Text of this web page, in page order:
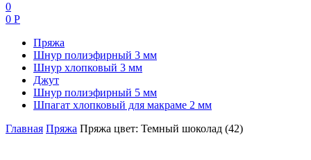
0
0 Р
Пряжа
Шнур полиэфирный 3 мм
Шнур хлопковый 3 мм
Джут
Шнур полиэфирный 5 мм
Шпагат хлопковый для макраме 2 мм
Главная Пряжа Пряжа цвет: Темный шоколад (42)